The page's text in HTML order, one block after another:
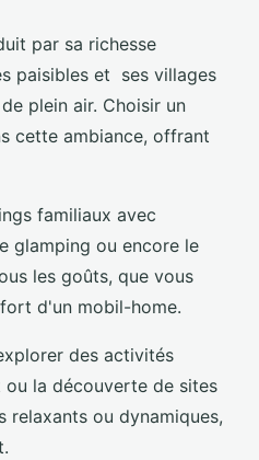
par sa richesse
paisibles et ses villages
plein air. Choisir un
cette ambiance, offrant
familiaux avec
glamping ou encore le
les goûts, que vous
d'un mobil-home.
des activités
ou la découverte de sites
relaxants ou dynamiques,